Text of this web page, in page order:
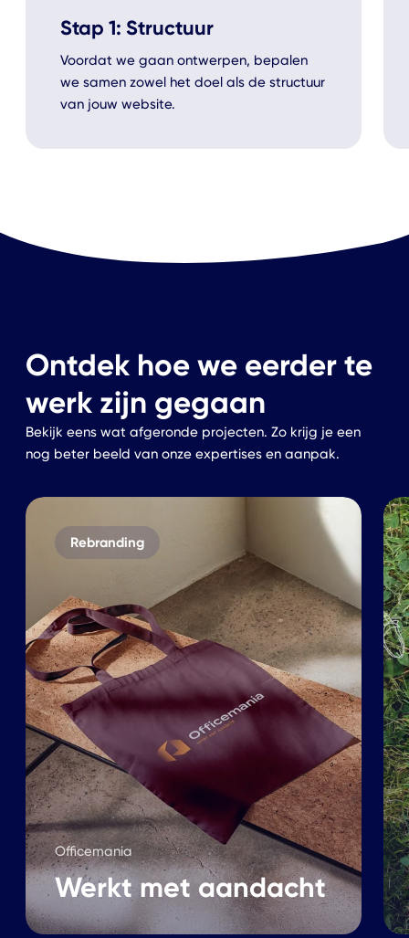
Stap 1: Structuur
Voordat we gaan ontwerpen, bepalen
we samen zowel het doel als de structuur
van jouw website.
Ontdek hoe we eerder te
werk zijn gegaan
Bekijk eens wat afgeronde projecten. Zo krijg je een
nog beter beeld van onze expertises en aanpak.
Officemania
Werkt met aandacht
Rebranding